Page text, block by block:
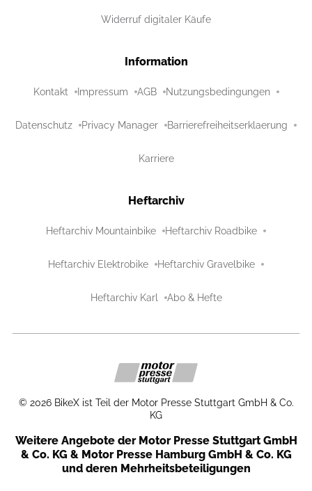
Widerruf digitaler Käufe
Information
Kontakt Impressum AGB Nutzungsbedingungen
Datenschutz Privacy Manager Barrierefreiheitserklaerung
Karriere
Heftarchiv
Heftarchiv Mountainbike Heftarchiv Roadbike
Heftarchiv Elektrobike Heftarchiv Gravelbike
Heftarchiv Karl Abo & Hefte
© 2026 BikeX ist Teil der Motor Presse Stuttgart GmbH & Co.
KG
Weitere Angebote der Motor Presse Stuttgart GmbH
& Co. KG & Motor Presse Hamburg GmbH & Co. KG
und deren Mehrheitsbeteiligungen